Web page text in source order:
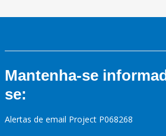
Mantenha-se
se:
Alertas de email Project P068268